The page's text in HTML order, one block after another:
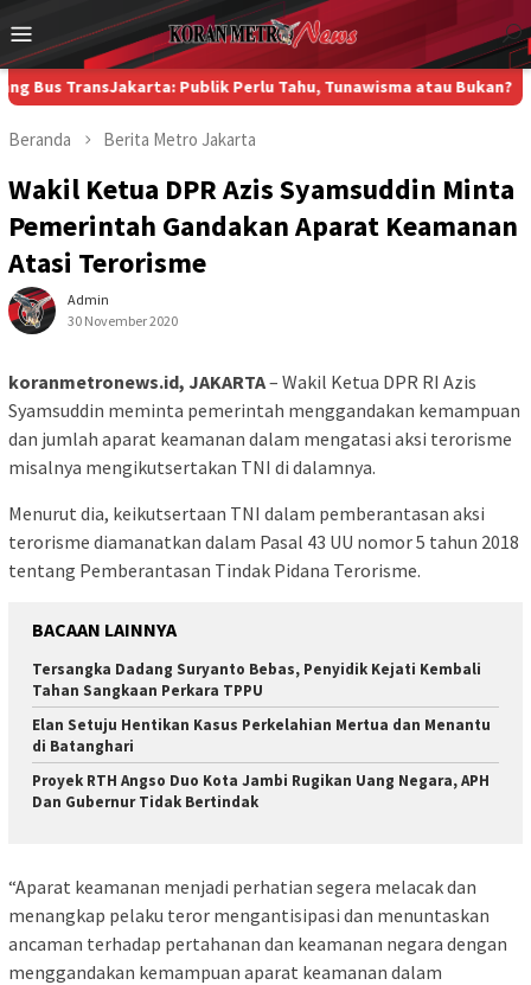
ke
konten
Menu
Mobile
Publik Perlu Tahu, Tunawisma atau Bukan? Di
Beranda Berita Metro Jakarta
Wakil Ketua DPR Azis Syamsuddin Minta
Pemerintah Gandakan Aparat Keamanan
Atasi Terorisme
Admin
30 November 2020
koranmetronews.id, JAKARTA– Wakil Ketua DPR RI Azis
Syamsuddin meminta pemerintah menggandakan kemampuan
dan jumlah aparat keamanan dalam mengatasi aksi terorisme
misalnya mengikutsertakan TNI di dalamnya.
Menurut dia, keikutsertaan TNI dalam pemberantasan aksi
terorisme diamanatkan dalam Pasal 43 UU nomor 5 tahun 2018
tentang Pemberantasan Tindak Pidana Terorisme.
BACAAN LAINNYA
Tersangka Dadang Suryanto Bebas, Penyidik Kejati Kembali
Tahan Sangkaan Perkara TPPU
Elan Setuju Hentikan Kasus Perkelahian Mertua dan Menantu
di Batanghari
Proyek RTH Angso Duo Kota Jambi Rugikan Uang Negara, APH
Dan Gubernur Tidak Bertindak
“Aparat keamanan menjadi perhatian segera melacak dan
menangkap pelaku teror mengantisipasi dan menuntaskan
ancaman terhadap pertahanan dan keamanan negara dengan
menggandakan kemampuan aparat keamanan dalam